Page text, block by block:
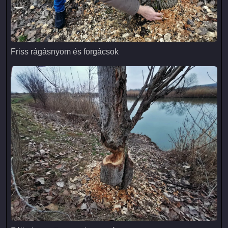
Friss rágásnyom és forgácsok
Friss rágásnyom és forgácsok